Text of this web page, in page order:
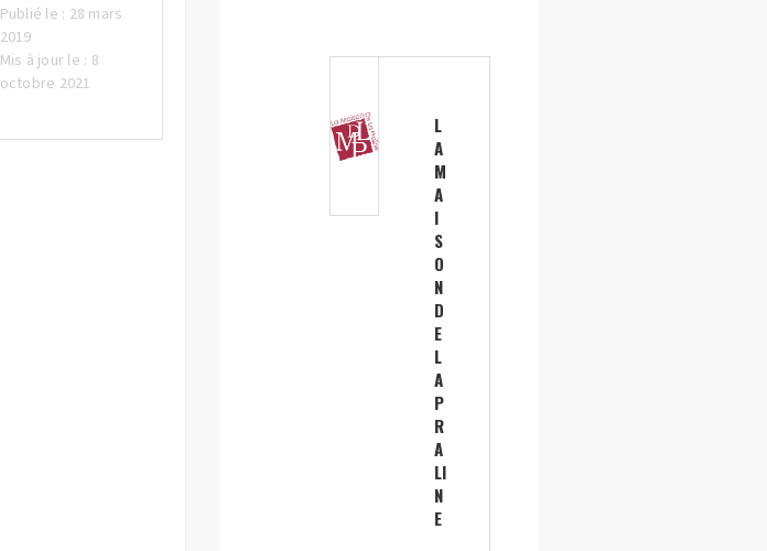
Publié le : 28 mars
2019
Mis à jour le : 8
octobre 2021
L
A
M
A
I
S
O
N
D
E
L
A
P
R
A
LI
N
E